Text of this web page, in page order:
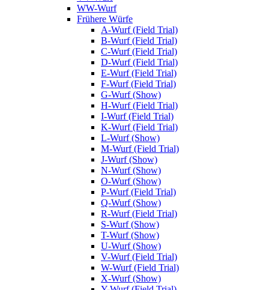
WW-Wurf
Frühere Würfe
A-Wurf (Field Trial)
B-Wurf (Field Trial)
C-Wurf (Field Trial)
D-Wurf (Field Trial)
E-Wurf (Field Trial)
F-Wurf (Field Trial)
G-Wurf (Show)
H-Wurf (Field Trial)
I-Wurf (Field Trial)
K-Wurf (Field Trial)
L-Wurf (Show)
M-Wurf (Field Trial)
J-Wurf (Show)
N-Wurf (Show)
O-Wurf (Show)
P-Wurf (Field Trial)
Q-Wurf (Show)
R-Wurf (Field Trial)
S-Wurf (Show)
T-Wurf (Show)
U-Wurf (Show)
V-Wurf (Field Trial)
W-Wurf (Field Trial)
X-Wurf (Show)